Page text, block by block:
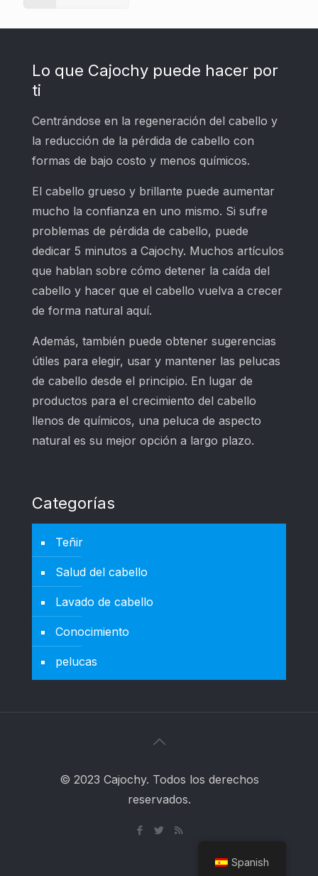
Lo que Cajochy puede hacer por
ti
Centrándose en la regeneración del cabello y
la reducción de la pérdida de cabello con
formas de bajo costo y menos químicos.
El cabello grueso y brillante puede aumentar
mucho la confianza en uno mismo. Si sufre
problemas de pérdida de cabello, puede
dedicar 5 minutos a Cajochy. Muchos artículos
que hablan sobre cómo detener la caída del
cabello y hacer que el cabello vuelva a crecer
de forma natural aquí.
Además, también puede obtener sugerencias
útiles para elegir, usar y mantener las pelucas
de cabello desde el principio. En lugar de
productos para el crecimiento del cabello
llenos de químicos, una peluca de aspecto
natural es su mejor opción a largo plazo.
Categorías
Teñir
Salud del cabello
Lavado de cabello
Conocimiento
pelucas
© 2023 Cajochy. Todos los derechos
reservados.
Spanish